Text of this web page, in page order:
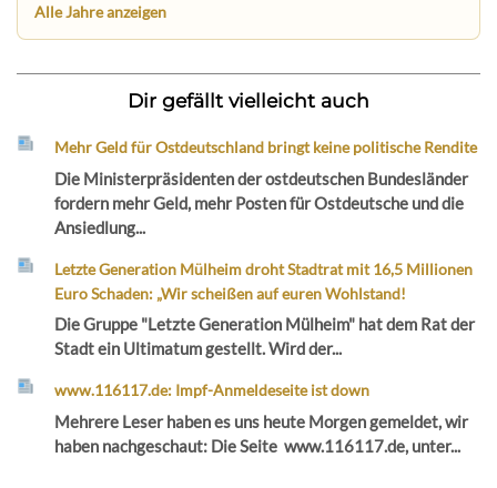
Alle Jahre anzeigen
Dir gefällt vielleicht auch
Mehr Geld für Ostdeutschland bringt keine politische Rendite
Die Ministerpräsidenten der ostdeutschen Bundesländer
fordern mehr Geld, mehr Posten für Ostdeutsche und die
Ansiedlung...
Letzte Generation Mülheim droht Stadtrat mit 16,5 Millionen
Euro Schaden: „Wir scheißen auf euren Wohlstand!
Die Gruppe "Letzte Generation Mülheim" hat dem Rat der
Stadt ein Ultimatum gestellt. Wird der...
www.116117.de: Impf-Anmeldeseite ist down
Mehrere Leser haben es uns heute Morgen gemeldet, wir
haben nachgeschaut: Die Seite www.116117.de, unter...